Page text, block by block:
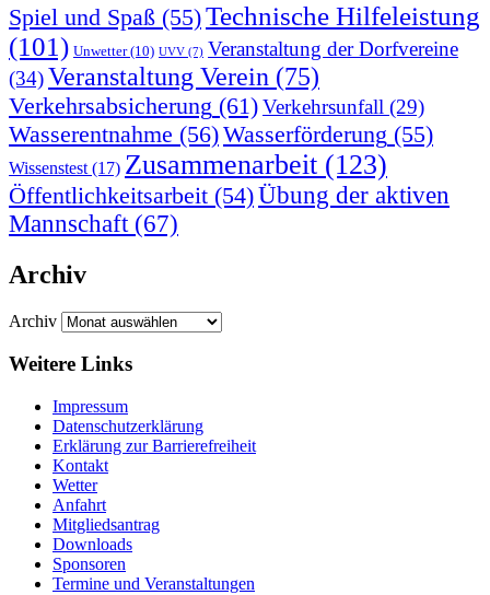
Spiel und Spaß (55)Technische Hilfeleistung
(101) Unwetter(10) UVV (7) Veranstaltung der Dorfvereine
(34)Veranstaltung Verein (75)
Verkehrsabsicherung (61)Verkehrsunfall (29)
Wasserentnahme (56)Wasserförderung (55)
Wissenstest (17) Zusammenarbeit (123)
Öffentlichkeitsarbeit (54)Übung der aktiven
Mannschaft (67)
Archiv
Archiv
Weitere Links
Impressum
Datenschutzerklärung
Erklärung zur Barriere­frei­heit
Kontakt
Wetter
Anfahrt
Mitgliedsantrag
Downloads
Sponsoren
Termine und Veranstaltungen